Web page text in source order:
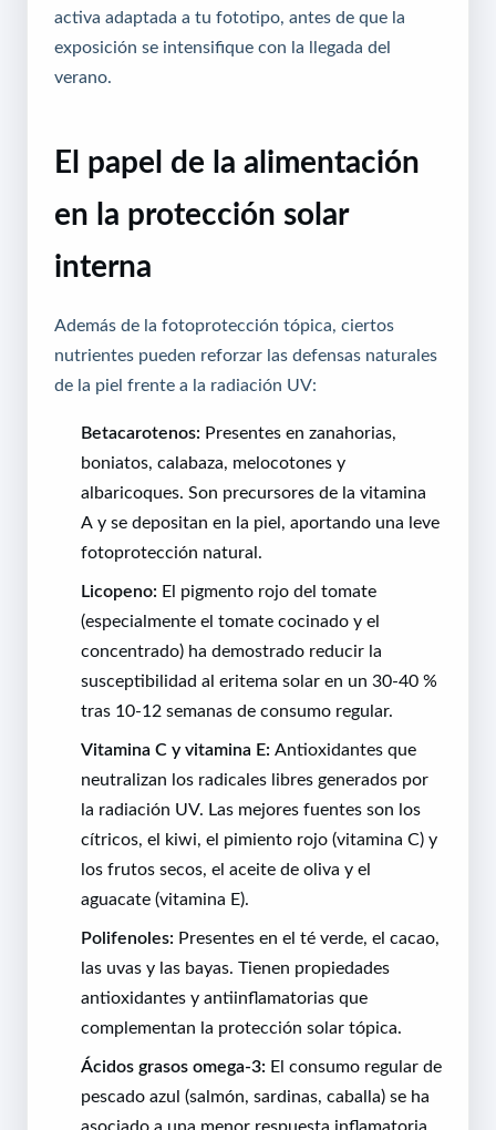
activa adaptada a tu fototipo, antes de que la
exposición se intensifique con la llegada del
verano.
El papel de la alimentación
en la protección solar
interna
Además de la fotoprotección tópica, ciertos
nutrientes pueden reforzar las defensas naturales
de la piel frente a la radiación UV:
Betacarotenos: Presentes en zanahorias,
boniatos, calabaza, melocotones y
albaricoques. Son precursores de la vitamina
A y se depositan en la piel, aportando una leve
fotoprotección natural.
Licopeno: El pigmento rojo del tomate
(especialmente el tomate cocinado y el
concentrado) ha demostrado reducir la
susceptibilidad al eritema solar en un 30-40 %
tras 10-12 semanas de consumo regular.
Vitamina C y vitamina E: Antioxidantes que
neutralizan los radicales libres generados por
la radiación UV. Las mejores fuentes son los
cítricos, el kiwi, el pimiento rojo (vitamina C) y
los frutos secos, el aceite de oliva y el
aguacate (vitamina E).
Polifenoles: Presentes en el té verde, el cacao,
las uvas y las bayas. Tienen propiedades
antioxidantes y antiinflamatorias que
complementan la protección solar tópica.
Ácidos grasos omega-3: El consumo regular de
pescado azul (salmón, sardinas, caballa) se ha
asociado a una menor respuesta inflamatoria